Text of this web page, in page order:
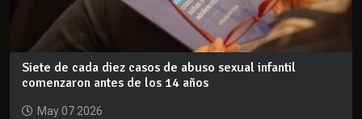
Siete de cada diez casos de abuso sexual infantil
comenzaron antes de los 14 años
May 07 2026